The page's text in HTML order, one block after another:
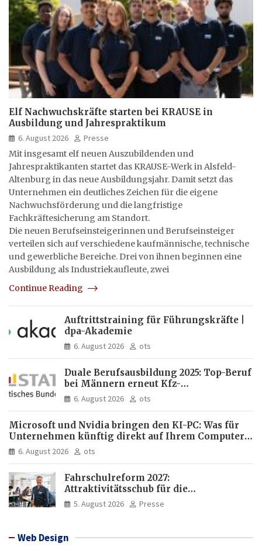
Elf Nachwuchskräfte starten bei KRAUSE in
Ausbildung und Jahrespraktikum
6. August 2026
Presse
Mit insgesamt elf neuen Auszubildenden und
Jahrespraktikanten startet das KRAUSE-Werk in Alsfeld-
Altenburg in das neue Ausbildungsjahr. Damit setzt das
Unternehmen ein deutliches Zeichen für die eigene
Nachwuchsförderung und die langfristige
Fachkräftesicherung am Standort.
Die neuen Berufseinsteigerinnen und Berufseinsteiger
verteilen sich auf verschiedene kaufmännische, technische
und gewerbliche Bereiche. Drei von ihnen beginnen eine
Ausbildung als Industriekaufleute, zwei
Continue Reading
Auftrittstraining für Führungskräfte |
dpa-Akademie
6. August 2026 ots
Duale Berufsausbildung 2025: Top-Beruf
bei Männern erneut Kfz-
Mechatroniker, bei Frauen
medizinische Fachangestellte
6. August 2026 ots
Microsoft und Nvidia bringen den KI-PC: Was für
Unternehmen künftig direkt auf Ihrem Computer
läuft und was weiter in der Cloud bleibt
6. August 2026 ots
Fahrschulreform 2027:
Attraktivitätsschub für die
Fahrlehrerausbildung
5. August 2026 Presse
Web Design